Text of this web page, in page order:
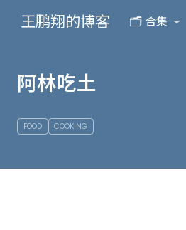
王鹏翔的博客 🗂️ 合集
阿林吃土
FOOD COOKING